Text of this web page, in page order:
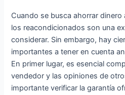
Cuando se busca ahorrar
los reacondicionados son una
considerar. Sin embargo, hay
importantes a tener en cuenta
En primer lugar, es esencial
vendedor y las opiniones de
importante verificar la garantía